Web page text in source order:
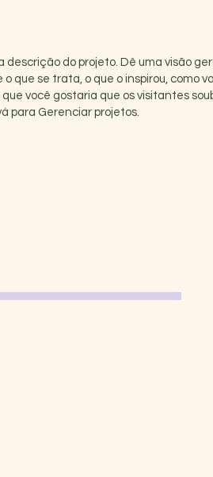
descrição do projeto. Dê uma visão
o que se trata, o que o inspirou, como
você gostaria que os visitantes
para Gerenciar projetos.